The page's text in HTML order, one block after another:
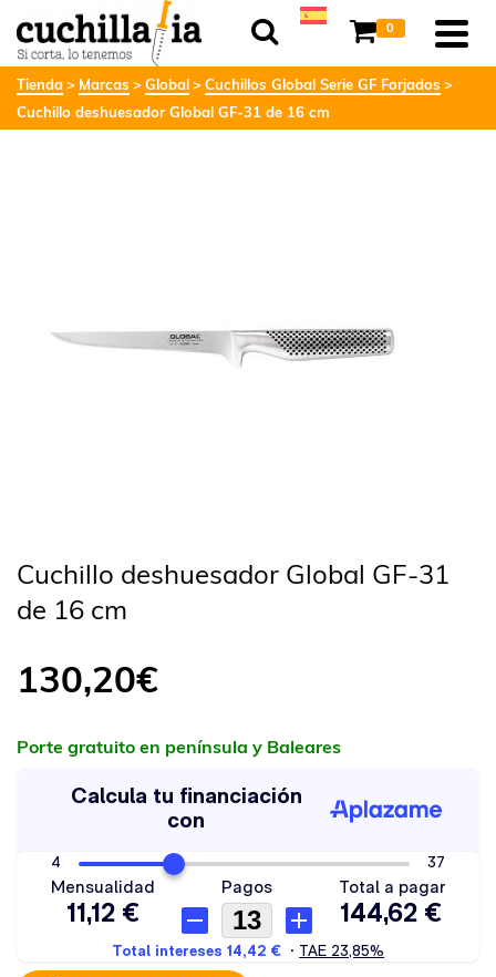
0
Tienda Marcas Global
Cuchillos Global Serie GF Forjados
Cuchillo deshuesador Global GF-31 de 16 cm
Cuchillo deshuesador Global GF-31
de 16 cm
130,20€
Porte gratuito en península y Baleares